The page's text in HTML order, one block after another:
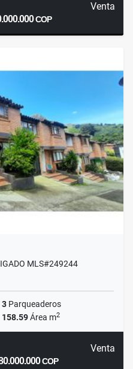
Venta
COP
MLS#249244
3 Parqueaderos
158.59Área m2
Venta
COP